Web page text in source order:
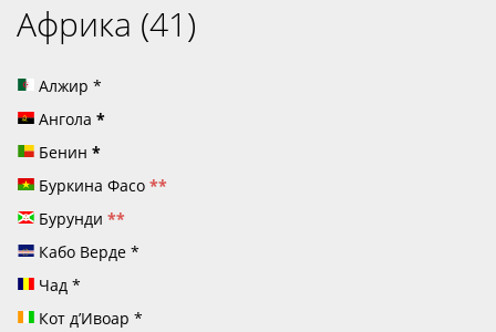
Африка (41)
Алжир *
Ангола *
Бенин *
Буркина Фасо **
Бурунди **
Кабо Верде *
Чад *
Кот д’Ивоар *